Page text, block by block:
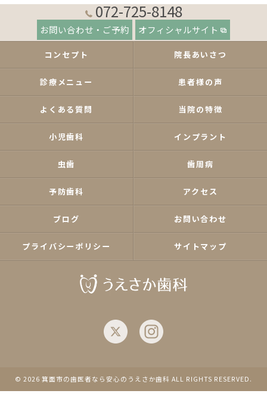
072-725-8148
お問い合わせ・ご予約 オフィシャルサイト
コンセプト 院長あいさつ
診療メニュー 患者様の声
よくある質問 当院の特徴
小児歯科 インプラント
虫歯 歯周病
予防歯科 アクセス
ブログ お問い合わせ
プライバシーポリシー サイトマップ
© 2026 箕面市の歯医者なら安心のうえさか歯科 ALL RIGHTS RESERVED.